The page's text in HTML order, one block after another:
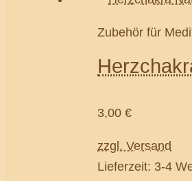
Zubehör für
3,00 €
zzgl. Versand
Lieferzeit: 3-4